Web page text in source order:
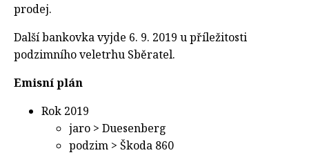
prodej.
Další bankovka vyjde 6. 9. 2019 u příležitosti
podzimního veletrhu Sběratel.
Emisní plán
Rok 2019
jaro > Duesenberg
podzim > Škoda 860